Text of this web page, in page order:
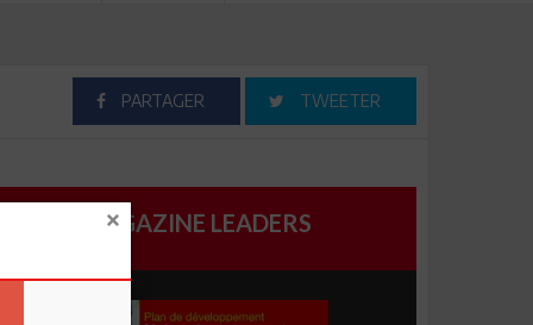
PARTAGER TWEETER
MAGAZINE LEADERS